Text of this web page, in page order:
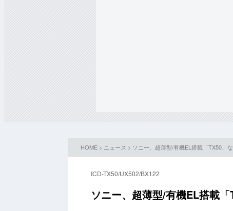
HOME > ニュース > ソニー、超薄型/有機EL搭載「TX50」
ICD-TX50/UX502/BX122
ソニー、超薄型/有機EL搭載